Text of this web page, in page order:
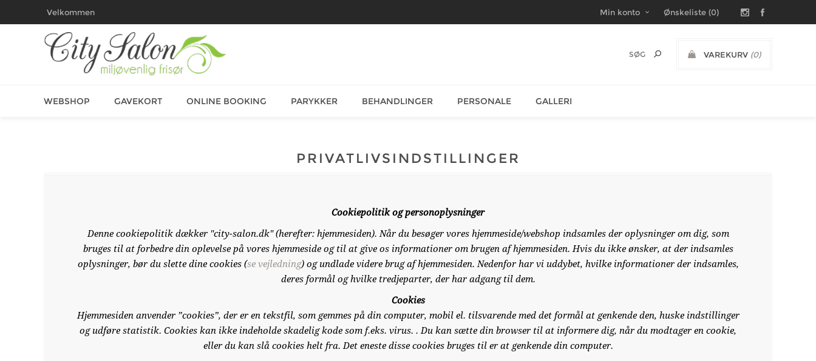
Velkommen Min konto Ønskeliste (0)
VAREKURV (0)
WEBSHOP GAVEKORT ONLINE BOOKING PARYKKER BEHANDLINGER PERSONALE GALLERI
PRIVATLIVSINDSTILLINGER
Cookiepolitik og personoplysninger
Denne cookiepolitik dækker "city-salon.dk" (herefter: hjemmesiden). Når du besøger vores hjemmeside/webshop indsamles der oplysninger om dig, som
bruges til at forbedre din oplevelse på vores hjemmeside og til at give os informationer om brugen af hjemmesiden. Hvis du ikke ønsker, at der indsamles
oplysninger, bør du slette dine cookies (se vejledning) og undlade videre brug af hjemmesiden. Nedenfor har vi uddybet, hvilke informationer der indsamles,
deres formål og hvilke tredjeparter, der har adgang til dem.
Cookies
Hjemmesiden anvender ”cookies”, der er en tekstfil, som gemmes på din computer, mobil el. tilsvarende med det formål at genkende den, huske indstillinger
og udføre statistik. Cookies kan ikke indeholde skadelig kode som f.eks. virus. . Du kan sætte din browser til at informere dig, når du modtager en cookie,
eller du kan slå cookies helt fra. Det eneste disse cookies bruges til er at genkende din computer.